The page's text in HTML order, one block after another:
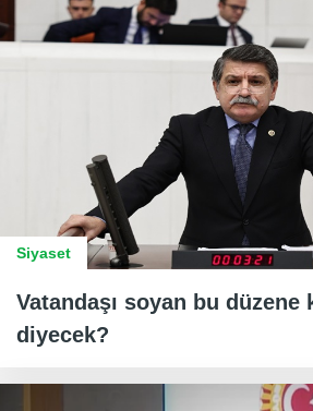
Siyaset
Vatandaşı soyan bu düzene
diyecek?